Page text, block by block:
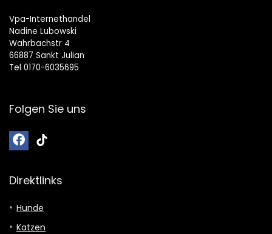
Vpa-Internethandel
Nadine Lubowski
Wahrbachstr 4
66887 Sankt Julian
Tel 0170-6035695
Folgen Sie uns
Direktlinks
Hunde
Katzen